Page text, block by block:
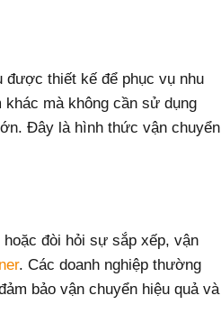
thiết kế để phục vụ nhu
mà không cần sử dụng
Đây là hình thức vận chuyển
đòi hỏi sự sắp xếp, vận
. Các doanh nghiệp thường
bảo vận chuyển hiệu quả và